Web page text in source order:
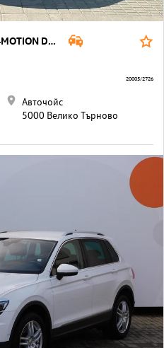
VW Tiguan R-Line 2.0 TDI SCR 4MOTION DSG
Авточойс
5000 Велико Търново
20005/2726